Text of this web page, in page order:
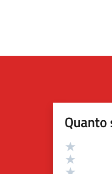
Valutazione